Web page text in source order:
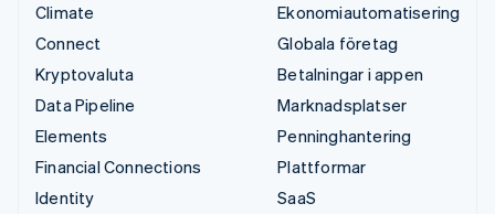
Climate
Connect
Kryptovaluta
Data Pipeline
Elements
Financial Connections
Identity
Ekonomiautomatisering
Globala företag
Betalningar i appen
Marknadsplatser
Penninghantering
Plattformar
SaaS